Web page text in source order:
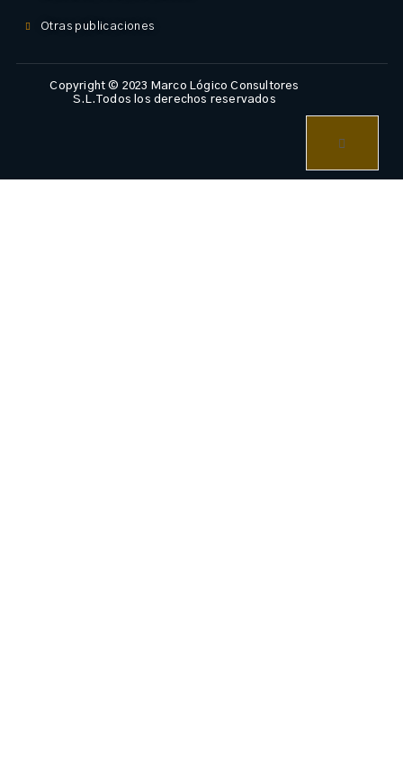
Otras publicaciones
Copyright © 2023 Marco Lógico Consultores
S.L.Todos los derechos reservados